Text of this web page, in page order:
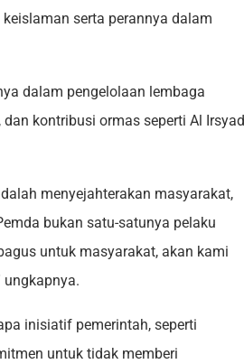
serta perannya dalam
dalam pengelolaan lembaga
kontribusi ormas seperti Al Irsyad
menyejahterakan masyarakat,
bukan satu-satunya pelaku
untuk masyarakat, akan kami
inisiatif pemerintah, seperti
untuk tidak memberi